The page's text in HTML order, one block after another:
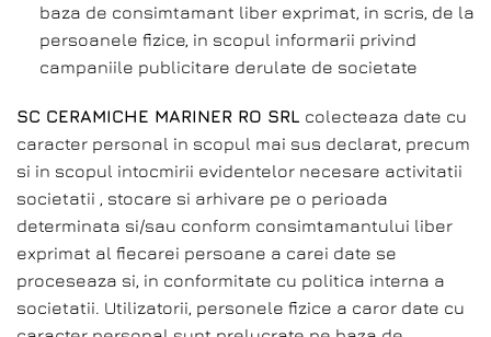
baza de consimtamant liber exprimat, in scris, de la
persoanele fizice, in scopul informarii privind
campaniile publicitare derulate de societate
SC CERAMICHE MARINER RO SRL colecteaza date cu
caracter personal in scopul mai sus declarat, precum
si in scopul intocmirii evidentelor necesare activitatii
societatii , stocare si arhivare pe o perioada
determinata si/sau conform consimtamantului liber
exprimat al fiecarei persoane a carei date se
proceseaza si, in conformitate cu politica interna a
societatii. Utilizatorii, personele fizice a caror date cu